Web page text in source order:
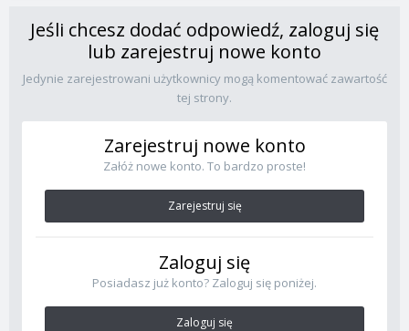
Jeśli chcesz dodać odpowiedź, zaloguj się
lub zarejestruj nowe konto
Jedynie zarejestrowani użytkownicy mogą komentować zawartość
tej strony.
Zarejestruj nowe konto
Załóż nowe konto. To bardzo proste!
Zarejestruj się
Zaloguj się
Posiadasz już konto? Zaloguj się poniżej.
Zaloguj się